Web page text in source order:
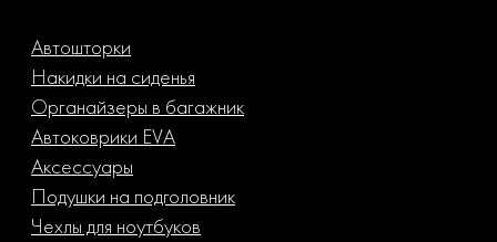
Автошторки
Накидки на сиденья
Органайзеры в багажник
Автоковрики EVA
Аксессуары
Подушки на подголовник
Чехлы для ноутбуков